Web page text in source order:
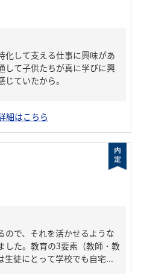
化して支える仕事に興味があ
して子供たちが真に学びに興
ていたから。
細はこちら
ので、それを活かせるような
した。教育の3要素（教師・教
生徒にとって学校でも自宅...